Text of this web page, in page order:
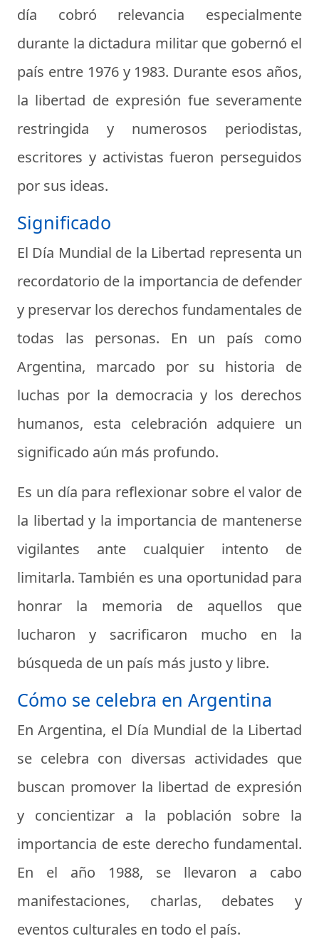
día cobró relevancia especialmente
durante la dictadura militar que gobernó el
país entre 1976 y 1983. Durante esos años,
la libertad de expresión fue severamente
restringida y numerosos periodistas,
escritores y activistas fueron perseguidos
por sus ideas.
Significado
El Día Mundial de la Libertad representa un
recordatorio de la importancia de defender
y preservar los derechos fundamentales de
todas las personas. En un país como
Argentina, marcado por su historia de
luchas por la democracia y los derechos
humanos, esta celebración adquiere un
significado aún más profundo.
Es un día para reflexionar sobre el valor de
la libertad y la importancia de mantenerse
vigilantes ante cualquier intento de
limitarla. También es una oportunidad para
honrar la memoria de aquellos que
lucharon y sacrificaron mucho en la
búsqueda de un país más justo y libre.
Cómo se celebra en Argentina
En Argentina, el Día Mundial de la Libertad
se celebra con diversas actividades que
buscan promover la libertad de expresión
y concientizar a la población sobre la
importancia de este derecho fundamental.
En el año 1988, se llevaron a cabo
manifestaciones, charlas, debates y
eventos culturales en todo el país.